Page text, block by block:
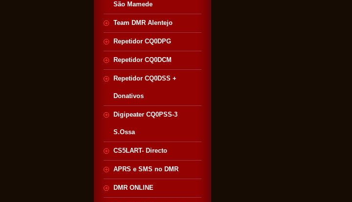
São Mamede
Team DMR Alentejo
Repetidor CQ0DPG
Repetidor CQ0DCM
Repetidor CQ0DSS +
Donativos
Digipeater CQ0PSS-3
S.Ossa
CS5LART- Directo
APRS e SMS no DMR
DMR ONLINE